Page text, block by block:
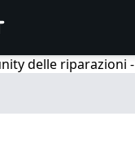
delle riparazioni -